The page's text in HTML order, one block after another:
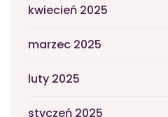
kwiecień 2025
marzec 2025
luty 2025
styczeń 2025